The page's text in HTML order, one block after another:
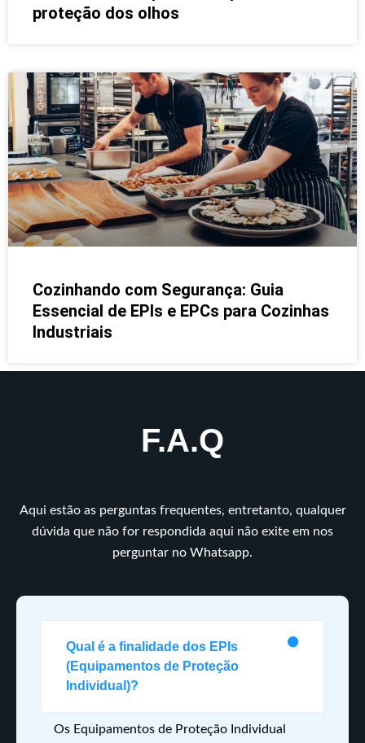
proteção dos olhos
Cozinhando com Segurança: Guia
Essencial de EPIs e EPCs para Cozinhas
Industriais
F.A.Q
Aqui estão as perguntas frequentes, entretanto, qualquer
dúvida que não for respondida aqui não exite em nos
perguntar no Whatsapp.
Qual é a finalidade dos EPIs
(Equipamentos de Proteção
Individual)?
Os Equipamentos de Proteção Individual